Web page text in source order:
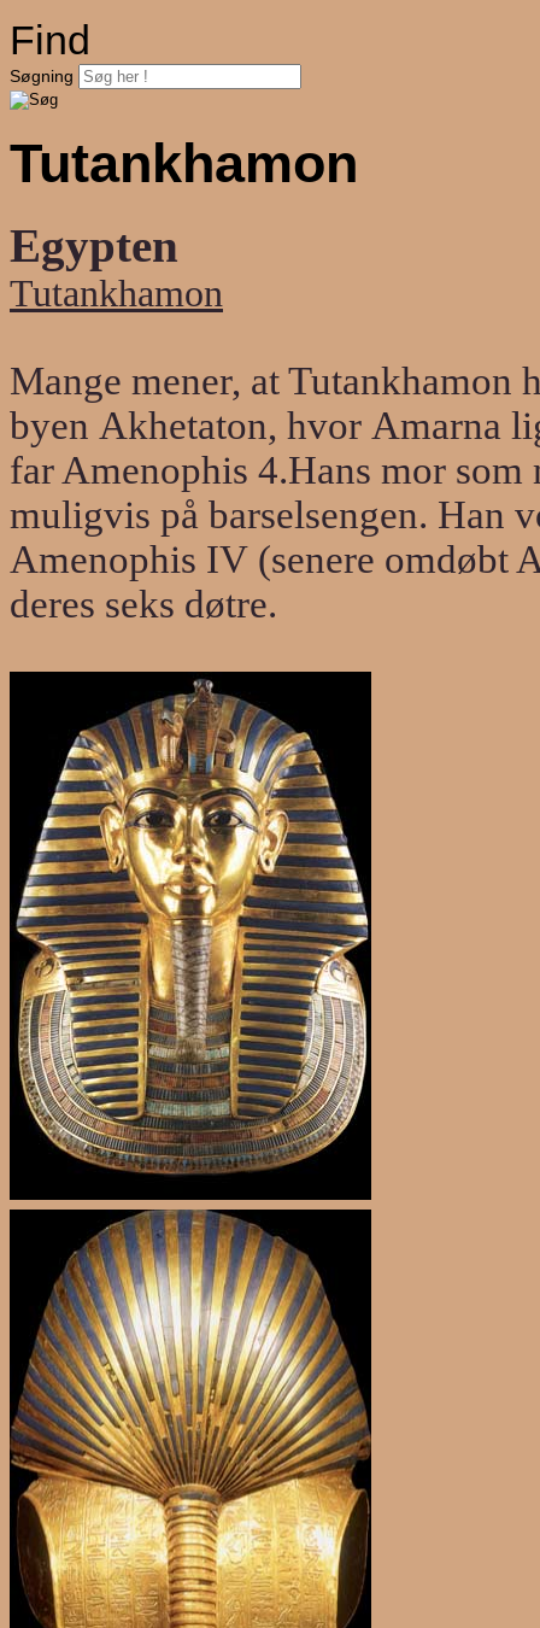
Find
Søgning
Tutankhamon
Egypten
Tutankhamon
Mange mener, at Tutankhamon
byen Akhetaton, hvor Amarna
far Amenophis 4.Hans mor
muligvis på barselsengen. Han
Amenophis IV (senere omdøbt
deres seks døtre.